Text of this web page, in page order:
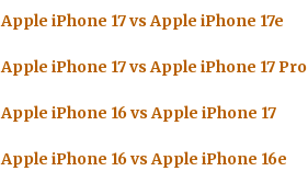
Apple iPhone 17 vs Apple iPhone 17e
Apple iPhone 17 vs Apple iPhone 17 Pro
Apple iPhone 16 vs Apple iPhone 17
Apple iPhone 16 vs Apple iPhone 16e